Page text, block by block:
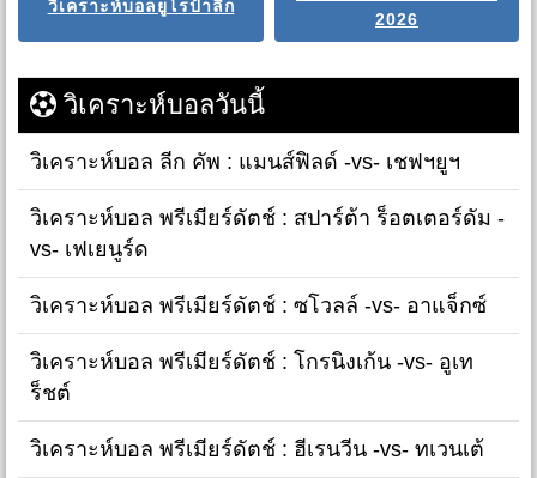
วิเคราะห์บอลยูโรป้าลีก
2026
วิเคราะห์บอลวันนี้
วิเคราะห์บอล ลีก คัพ : แมนส์ฟิลด์ -vs- เชฟฯยูฯ
วิเคราะห์บอล พรีเมียร์ดัตช์ : สปาร์ต้า ร็อตเตอร์ดัม -
vs- เฟเยนูร์ด
วิเคราะห์บอล พรีเมียร์ดัตช์ : ซโวลล์ -vs- อาแจ็กซ์
วิเคราะห์บอล พรีเมียร์ดัตช์ : โกรนิงเก้น -vs- อูเท
ร็ชต์
วิเคราะห์บอล พรีเมียร์ดัตช์ : ฮีเรนวีน -vs- ทเวนเต้